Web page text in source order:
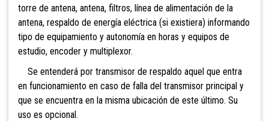
torre de antena, antena, filtros, línea de alimentación de la
antena, respaldo de energía eléctrica (si existiera) informando
tipo de equipamiento y autonomía en horas y equipos de
estudio, encoder y multiplexor.
Se entenderá por transmisor de respaldo aquel que entra
en funcionamiento en caso de falla del transmisor principal y
que se encuentra en la misma ubicación de este último. Su
uso es opcional.